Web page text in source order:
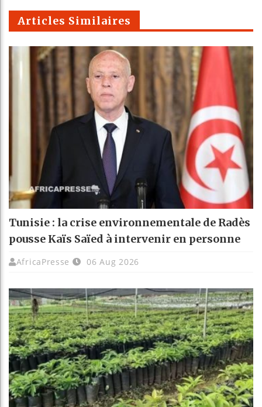
m
Articles Similaires
Tunisie : la crise environnementale de Radès
pousse Kaïs Saïed à intervenir en personne
AfricaPresse 06 Aug 2026